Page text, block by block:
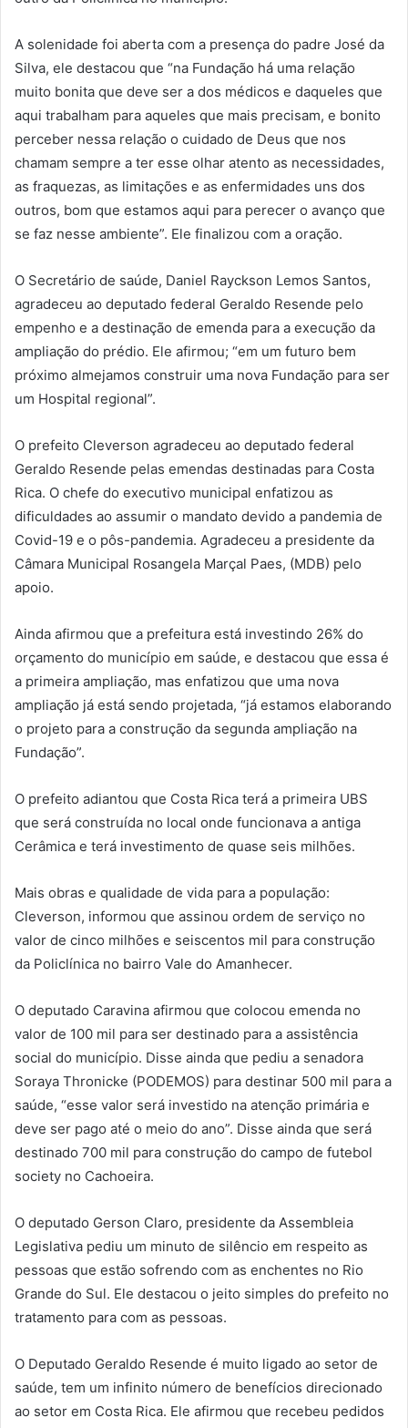
A solenidade foi aberta com a presença do padre José da
Silva, ele destacou que “na Fundação há uma relação
muito bonita que deve ser a dos médicos e daqueles que
aqui trabalham para aqueles que mais precisam, e bonito
perceber nessa relação o cuidado de Deus que nos
chamam sempre a ter esse olhar atento as necessidades,
as fraquezas, as limitações e as enfermidades uns dos
outros, bom que estamos aqui para perecer o avanço que
se faz nesse ambiente”. Ele finalizou com a oração.
O Secretário de saúde, Daniel Rayckson Lemos Santos,
agradeceu ao deputado federal Geraldo Resende pelo
empenho e a destinação de emenda para a execução da
ampliação do prédio. Ele afirmou; “em um futuro bem
próximo almejamos construir uma nova Fundação para ser
um Hospital regional”.
O prefeito Cleverson agradeceu ao deputado federal
Geraldo Resende pelas emendas destinadas para Costa
Rica. O chefe do executivo municipal enfatizou as
dificuldades ao assumir o mandato devido a pandemia de
Covid-19 e o pôs-pandemia. Agradeceu a presidente da
Câmara Municipal Rosangela Marçal Paes, (MDB) pelo
apoio.
Ainda afirmou que a prefeitura está investindo 26% do
orçamento do município em saúde, e destacou que essa é
a primeira ampliação, mas enfatizou que uma nova
ampliação já está sendo projetada, “já estamos elaborando
o projeto para a construção da segunda ampliação na
Fundação”.
O prefeito adiantou que Costa Rica terá a primeira UBS
que será construída no local onde funcionava a antiga
Cerâmica e terá investimento de quase seis milhões.
Mais obras e qualidade de vida para a população:
Cleverson, informou que assinou ordem de serviço no
valor de cinco milhões e seiscentos mil para construção
da Policlínica no bairro Vale do Amanhecer.
O deputado Caravina afirmou que colocou emenda no
valor de 100 mil para ser destinado para a assistência
social do município. Disse ainda que pediu a senadora
Soraya Thronicke (PODEMOS) para destinar 500 mil para a
saúde, “esse valor será investido na atenção primária e
deve ser pago até o meio do ano”. Disse ainda que será
destinado 700 mil para construção do campo de futebol
society no Cachoeira.
O deputado Gerson Claro, presidente da Assembleia
Legislativa pediu um minuto de silêncio em respeito as
pessoas que estão sofrendo com as enchentes no Rio
Grande do Sul. Ele destacou o jeito simples do prefeito no
tratamento para com as pessoas.
O Deputado Geraldo Resende é muito ligado ao setor de
saúde, tem um infinito número de benefícios direcionado
ao setor em Costa Rica. Ele afirmou que recebeu pedidos